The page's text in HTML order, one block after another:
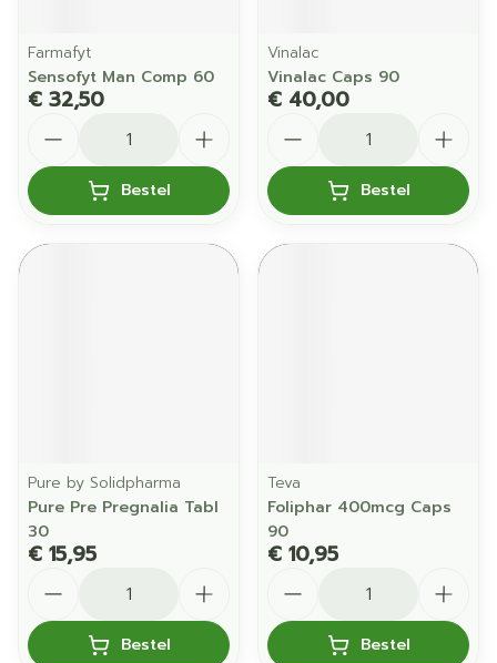
Farmafyt
Sensofyt Man Comp 60
€ 32,50
Bestel
Vinalac
Vinalac Caps 90
€ 40,00
Bestel
Pure by Solidpharma
Pure Pre Pregnalia Tabl
30
€ 15,95
Bestel
Teva
Foliphar 400mcg Caps
90
€ 10,95
Bestel